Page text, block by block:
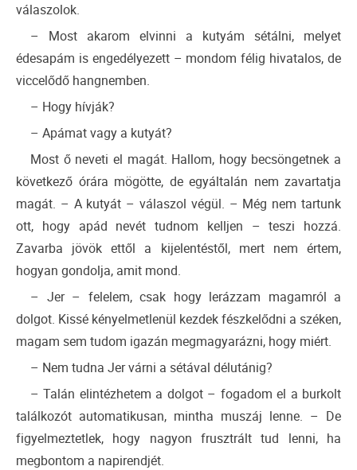
válaszolok.
– Most akarom elvinni a kutyám sétálni, melyet
édesapám is engedélyezett – mondom félig hivatalos, de
viccelődő hangnemben.
– Hogy hívják?
– Apámat vagy a kutyát?
Most ő neveti el magát. Hallom, hogy becsöngetnek a
következő órára mögötte, de egyáltalán nem zavartatja
magát. – A kutyát – válaszol végül. – Még nem tartunk
ott, hogy apád nevét tudnom kelljen – teszi hozzá.
Zavarba jövök ettől a kijelentéstől, mert nem értem,
hogyan gondolja, amit mond.
– Jer – felelem, csak hogy lerázzam magamról a
dolgot. Kissé kényelmetlenül kezdek fészkelődni a széken,
magam sem tudom igazán megmagyarázni, hogy miért.
– Nem tudna Jer várni a sétával délutánig?
– Talán elintézhetem a dolgot – fogadom el a burkolt
találkozót automatikusan, mintha muszáj lenne. – De
figyelmeztetlek, hogy nagyon frusztrált tud lenni, ha
megbontom a napirendjét.